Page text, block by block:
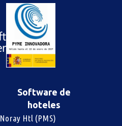
Software de
hoteles
Noray Htl (PMS)